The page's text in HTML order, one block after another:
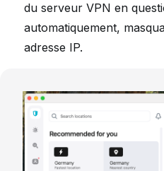
du serveur VPN en
automatiquement,
adresse IP.